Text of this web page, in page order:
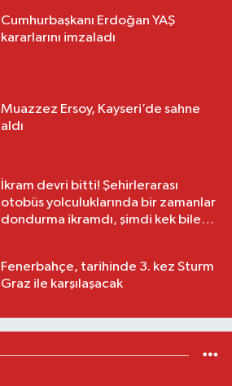
Cumhurbaşkanı Erdoğan YAŞ
kararlarını imzaladı
Muazzez Ersoy, Kayseri’de sahne
aldı
İkram devri bitti! Şehirlerarası
otobüs yolculuklarında bir zamanlar
dondurma ikramdı, şimdi kek bile
Fenerbahçe, tarihinde 3. kez Sturm
Graz ile karşılaşacak